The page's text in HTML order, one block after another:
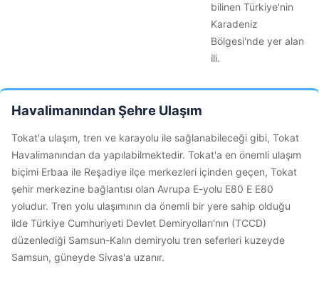
bilinen Türkiye'nin
Karadeniz
Bölgesi'nde yer alan
ili.
Havalimanından Şehre Ulaşım
Tokat'a ulaşım, tren ve karayolu ile sağlanabileceği gibi, Tokat
Havalimanından da yapılabilmektedir. Tokat'a en önemli ulaşım
biçimi Erbaa ile Reşadiye ilçe merkezleri içinden geçen, Tokat
şehir merkezine bağlantısı olan Avrupa E-yolu E80 E E80
yoludur. Tren yolu ulaşımının da önemli bir yere sahip olduğu
ilde Türkiye Cumhuriyeti Devlet Demiryolları'nın (TCCD)
düzenlediği Samsun-Kalın demiryolu tren seferleri kuzeyde
Samsun, güneyde Sivas'a uzanır.